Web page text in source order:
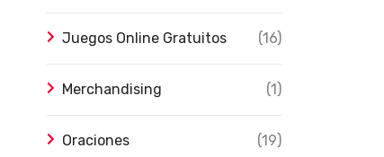
Juegos Online Gratuitos (16)
Merchandising (1)
Oraciones (19)